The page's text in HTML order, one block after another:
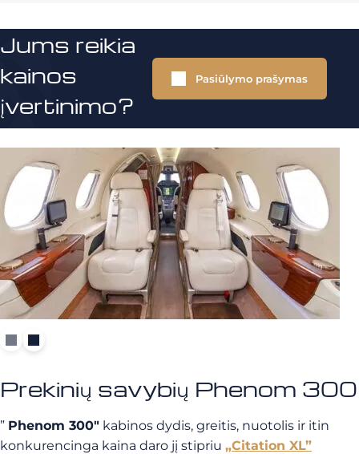
Jums reikia
kainos
įvertinimo?
Pasiūlymo prašymas
Prekinių savybių Phenom 300
” Phenom 300″ kabinos dydis, greitis, nuotolis ir itin
konkurencinga kaina daro jį stipriu „Citation XL”